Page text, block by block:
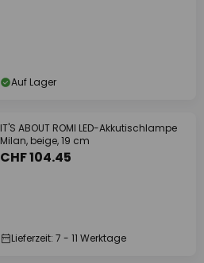
Auf Lager
IT'S ABOUT ROMI LED-Akkutischlampe
Milan, beige, 19 cm
CHF 104.45
Lieferzeit: 7 - 11 Werktage